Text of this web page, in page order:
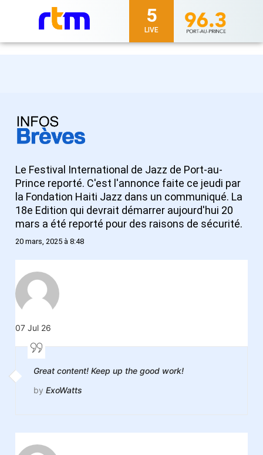
5
LIVE
Le Festival International de Jazz de Port-au-
Prince reporté. C'est l'annonce faite ce jeudi par
la Fondation Haiti Jazz dans un communiqué. La
18e Edition qui devrait démarrer aujourd'hui 20
mars a été reporté pour des raisons de sécurité.
20 mars, 2025 à 8:48
07 Jul 26
Great content! Keep up the good work!
by ExoWatts